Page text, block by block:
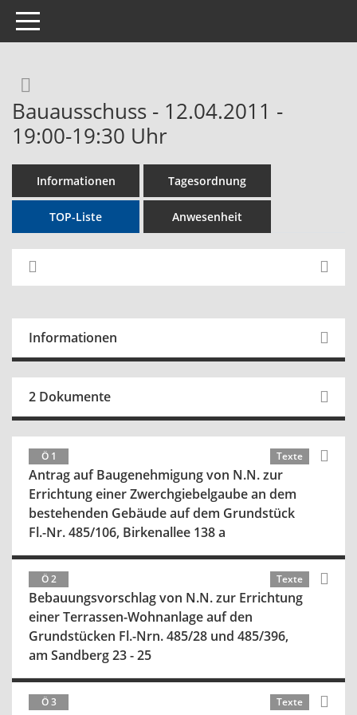
Toggle navigation
Bauausschuss - 12.04.2011 -
19:00-19:30 Uhr
Informationen Tagesordnung
TOP-Liste Anwesenheit
Informationen
2 Dokumente
Ö 1 Texte
Antrag auf Baugenehmigung von N.N. zur
Errichtung einer Zwerchgiebelgaube an dem
bestehenden Gebäude auf dem Grundstück
Fl.-Nr. 485/106, Birkenallee 138 a
Ö 2 Texte
Bebauungsvorschlag von N.N. zur Errichtung
einer Terrassen-Wohnanlage auf den
Grundstücken Fl.-Nrn. 485/28 und 485/396,
am Sandberg 23 - 25
Ö 3 Texte